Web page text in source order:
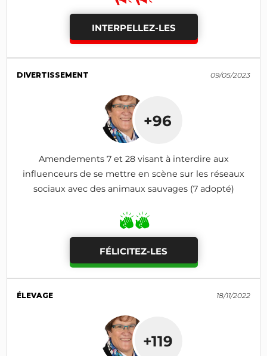
INTERPELLEZ-LES
DIVERTISSEMENT 09/05/2023
+96
Amendements 7 et 28 visant à interdire aux
influenceurs de se mettre en scène sur les réseaux
sociaux avec des animaux sauvages (7 adopté)
FÉLICITEZ-LES
ÉLEVAGE 18/11/2022
+119